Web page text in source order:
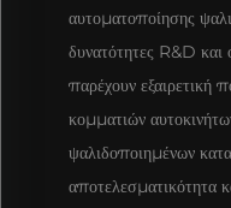
αυτοματοποίησης
δυνατότητες R&D
παρέχουν εξαιρετική
κομματιών
ψαλιδοποιημένων
αποτελεσματικότητα